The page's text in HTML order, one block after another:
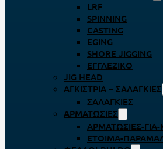
LRF
SPINNING
CASTING
EGING
SHORE JIGGING
ΕΓΓΛΈΖΙΚΟ
JIG HEAD
ΑΓΚΊΣΤΡΙΑ – ΣΑΛΑΓΚΙΈΣ
ΣΑΛΑΓΚΙΈΣ
ΑΡΜΑΤΩΣΙΈΣ
ΑΡΜΑΤΩΣΙΈΣ-
ΈΤΟΙΜΑ-